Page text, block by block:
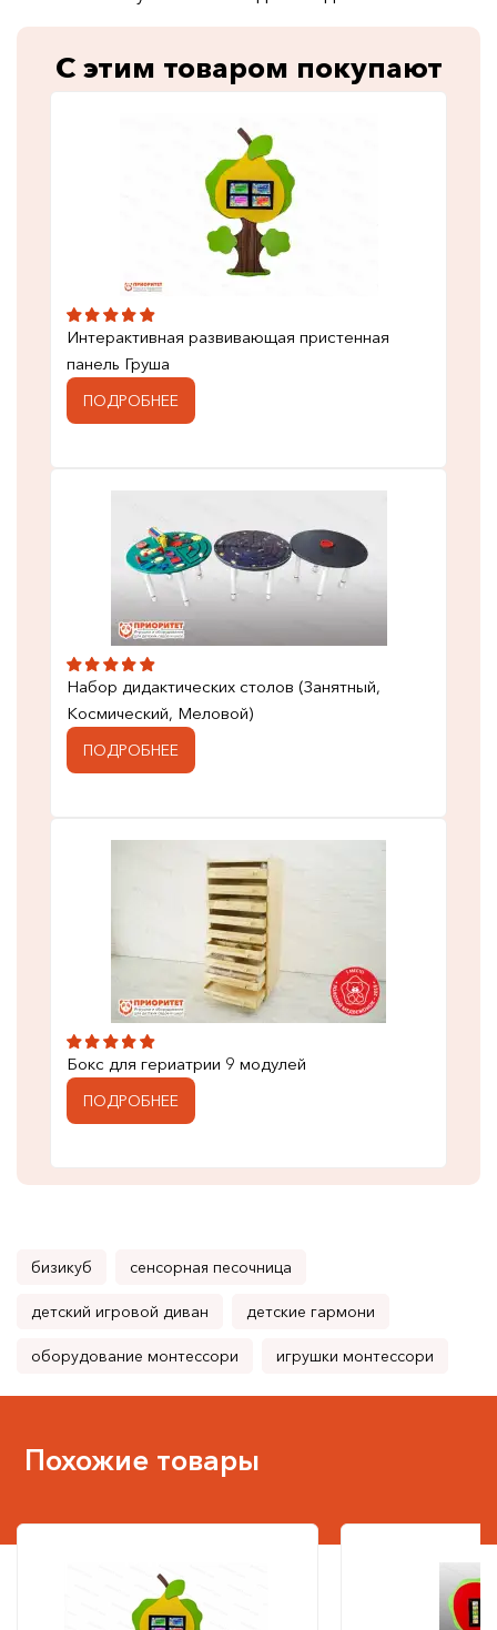
С этим товаром покупают
Интерактивная развивающая пристенная
панель Груша
ПОДРОБНЕЕ
Набор дидактических столов (Занятный,
Космический, Меловой)
ПОДРОБНЕЕ
Бокс для гериатрии 9 модулей
ПОДРОБНЕЕ
бизикуб сенсорная песочница
детский игровой диван детские гармони
оборудование монтессори игрушки монтессори
Похожие товары